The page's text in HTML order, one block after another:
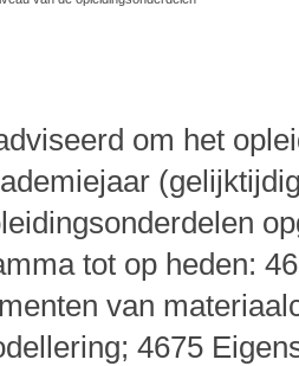
om het
tot op heden:
van
4675